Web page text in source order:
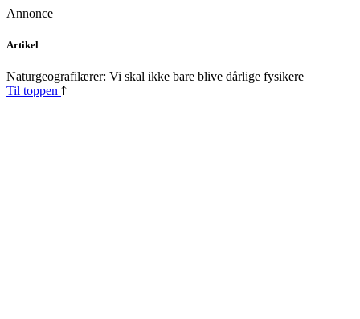
Annonce
Skip
content
Artikel
Naturgeografilærer: Vi skal ikke bare blive dårlige fysikere
Til toppen